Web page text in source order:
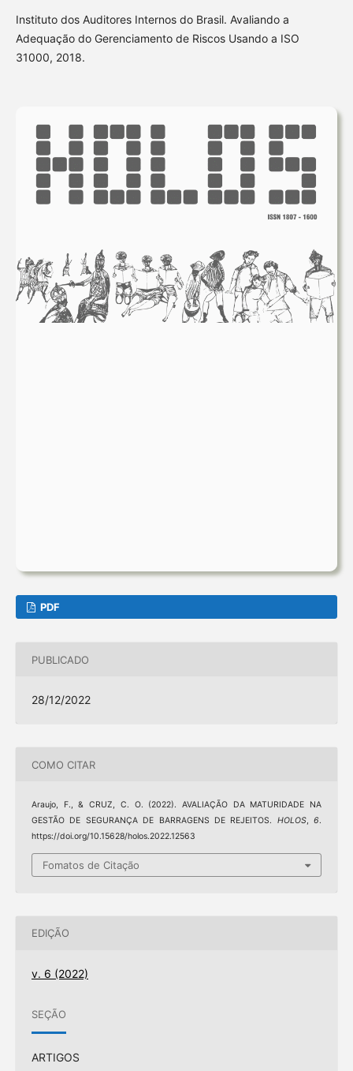
Instituto dos Auditores Internos do Brasil. Avaliando a
Adequação do Gerenciamento de Riscos Usando a ISO
31000, 2018.
PDF
PUBLICADO
28/12/2022
COMO CITAR
Araujo, F., & CRUZ, C. O. (2022). AVALIAÇÃO DA MATURIDADE NA
GESTÃO DE SEGURANÇA DE BARRAGENS DE REJEITOS. HOLOS,6.
https://doi.org/10.15628/holos.2022.12563
Fomatos de Citação
EDIÇÃO
v. 6 (2022)
SEÇÃO
ARTIGOS